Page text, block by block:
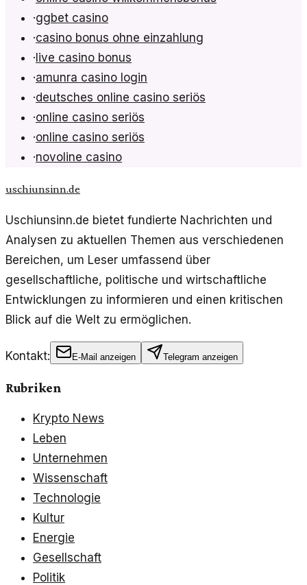
·ggbet casino
·casino bonus ohne einzahlung
· live casino bonus
·amunra casino login
·deutsches online casino seriös
·online casino seriös
·online casino seriös
·novoline casino
uschiunsinn.de
Uschiunsinn.de bietet fundierte Nachrichten und
Analysen zu aktuellen Themen aus verschiedenen
Bereichen, um Leser umfassend über
gesellschaftliche, politische und wirtschaftliche
Entwicklungen zu informieren und einen kritischen
Blick auf die Welt zu ermöglichen.
Kontakt: E-Mail anzeigen Telegram anzeigen
Rubriken
Krypto News
Leben
Unternehmen
Wissenschaft
Technologie
Kultur
Energie
Gesellschaft
Politik